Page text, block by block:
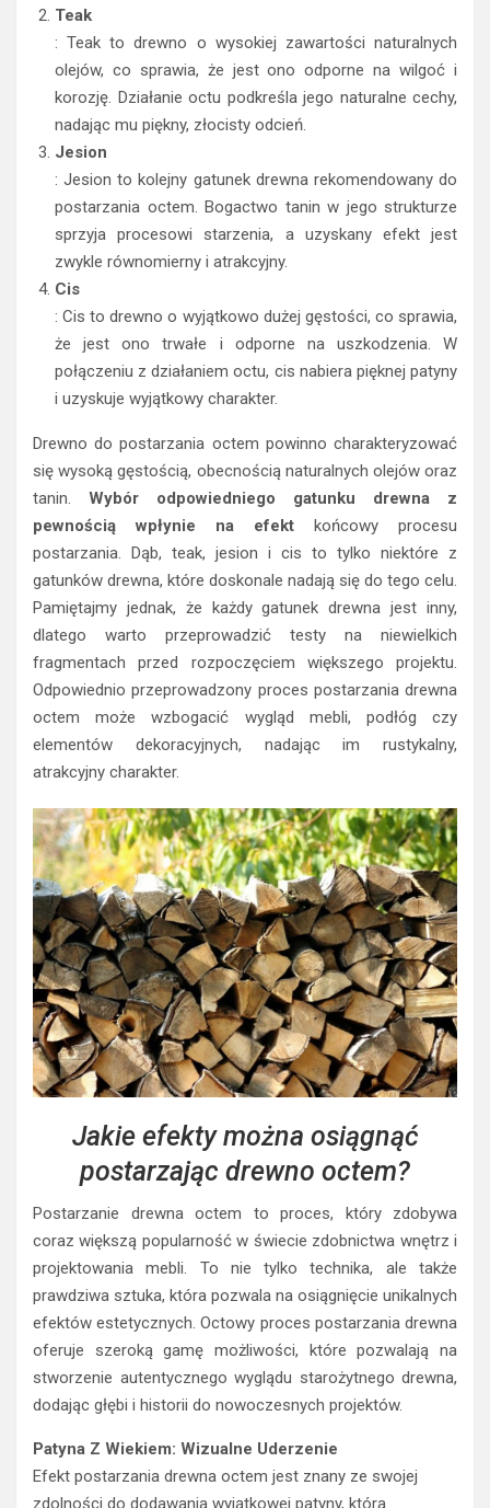
Teak
: Teak to drewno o wysokiej zawartości naturalnych
olejów, co sprawia, że jest ono odporne na wilgoć i
korozję. Działanie octu podkreśla jego naturalne cechy,
nadając mu piękny, złocisty odcień.
Jesion
: Jesion to kolejny gatunek drewna rekomendowany do
postarzania octem. Bogactwo tanin w jego strukturze
sprzyja procesowi starzenia, a uzyskany efekt jest
zwykle równomierny i atrakcyjny.
Cis
: Cis to drewno o wyjątkowo dużej gęstości, co sprawia,
że jest ono trwałe i odporne na uszkodzenia. W
połączeniu z działaniem octu, cis nabiera pięknej patyny
i uzyskuje wyjątkowy charakter.
Drewno do postarzania octem powinno charakteryzować
się wysoką gęstością, obecnością naturalnych olejów oraz
tanin. Wybór odpowiedniego gatunku drewna z
pewnością wpłynie na efekt końcowy procesu
postarzania. Dąb, teak, jesion i cis to tylko niektóre z
gatunków drewna, które doskonale nadają się do tego celu.
Pamiętajmy jednak, że każdy gatunek drewna jest inny,
dlatego warto przeprowadzić testy na niewielkich
fragmentach przed rozpoczęciem większego projektu.
Odpowiednio przeprowadzony proces postarzania drewna
octem może wzbogacić wygląd mebli, podłóg czy
elementów dekoracyjnych, nadając im rustykalny,
atrakcyjny charakter.
Jakie efekty można osiągnąć
postarzając drewno octem?
Postarzanie drewna octem to proces, który zdobywa
coraz większą popularność w świecie zdobnictwa wnętrz i
projektowania mebli. To nie tylko technika, ale także
prawdziwa sztuka, która pozwala na osiągnięcie unikalnych
efektów estetycznych. Octowy proces postarzania drewna
oferuje szeroką gamę możliwości, które pozwalają na
stworzenie autentycznego wyglądu starożytnego drewna,
dodając głębi i historii do nowoczesnych projektów.
Patyna Z Wiekiem: Wizualne Uderzenie
Efekt postarzania drewna octem jest znany ze swojej
zdolności do dodawania wyjątkowej patyny, która